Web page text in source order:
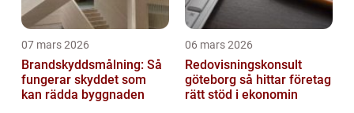
07 mars 2026
Brandskyddsmålning: Så
fungerar skyddet som
kan rädda byggnaden
06 mars 2026
Redovisningskonsult
göteborg så hittar företag
rätt stöd i ekonomin